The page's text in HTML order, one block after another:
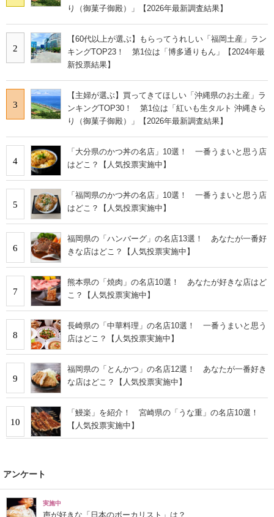
り（御菓子御殿）」【2026年最新調査結果】
2
【60代以上が選ぶ】もらってうれしい「福岡土産」ラン
キングTOP23！ 第1位は「博多通りもん」【2024年最
新投票結果】
3
【主婦が選ぶ】買ってきてほしい「沖縄県のお土産」ラ
ンキングTOP30！ 第1位は「紅いも生タルト 沖縄きら
り（御菓子御殿）」【2026年最新調査結果】
4
「大分県のかつ丼の名店」10選！ 一番うまいと思う店
はどこ？【人気投票実施中】
5
「福岡県のかつ丼の名店」10選！ 一番うまいと思う店
はどこ？【人気投票実施中】
6
福岡県の「ハンバーグ」の名店13選！ あなたが一番好
きな店はどこ？【人気投票実施中】
7
熊本県の「焼肉」の名店10選！ あなたが好きな店はど
こ？【人気投票実施中】
8
長崎県の「中華料理」の名店10選！ 一番うまいと思う
店はどこ？【人気投票実施中】
9
福岡県の「とんかつ」の名店12選！ あなたが一番好き
な店はどこ？【人気投票実施中】
10
「鰻楽」を紹介！ 宮崎県の「うな重」の名店10選！
【人気投票実施中】
アンケート
実施中
声が好きな「日本のボーカリスト」は？